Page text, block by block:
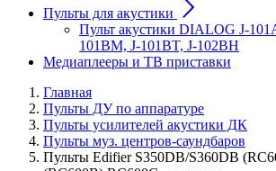
Пульты для акустики
Пульт акустики DIALOG J-
101BM, J-101BT, J-102BH
Медиаплееры и ТВ приставки
Главная
Пульты ДУ по аппаратуре
Пульты усилителей акустики ДК
Пульты муз. центров-саундбаров
Пульты Edifier S350DB/S360DB